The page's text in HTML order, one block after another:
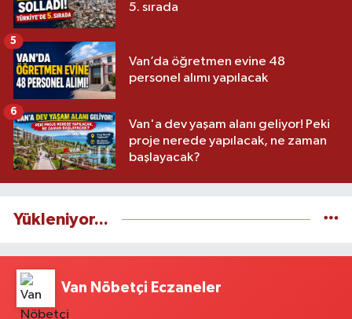
5. sırada
Van’da öğretmen evine 48
personel alımı yapılacak
5
Van'a dev yaşam alanı geliyor! Peki
proje nerede yapılacak, ne zaman
başlayacak?
6
Yükleniyor...
Van Nöbetçi Eczaneler